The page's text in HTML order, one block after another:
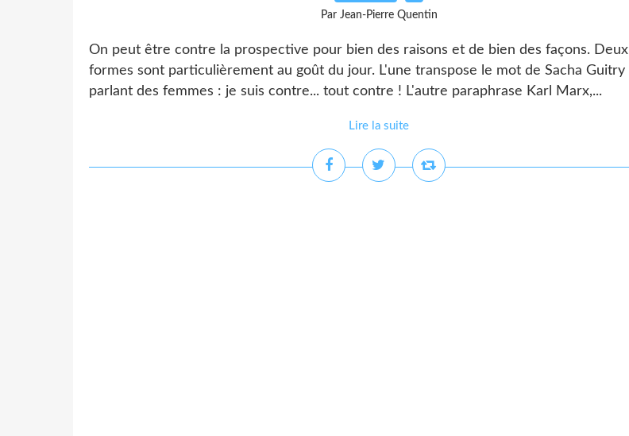
Par Jean-Pierre Quentin
On peut être contre la prospective pour bien des raisons et de bien des façons. Deux
formes sont particulièrement au goût du jour. L'une transpose le mot de Sacha Guitry
parlant des femmes : je suis contre... tout contre ! L'autre paraphrase Karl Marx,...
Lire la suite